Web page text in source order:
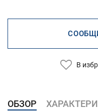
В
ОБЗОР